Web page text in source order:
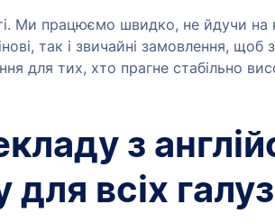
Ми працюємо швидко, не йдучи
так і звичайні замовлення, щоб
для тих, хто прагне стабільно
з
для всіх